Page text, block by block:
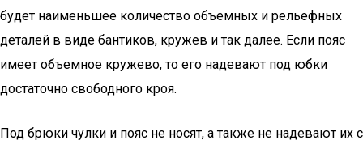
будет наименьшее количество объемных и рельефных
деталей в виде бантиков, кружев и так далее. Если пояс
имеет объемное кружево, то его надевают под юбки
достаточно свободного кроя.
Под брюки чулки и пояс не носят, а также не надевают их с